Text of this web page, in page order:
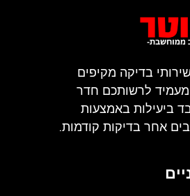
בדיקה מקיפים
מעמיד לרשותכם חדר
ביעילות באמצעות
אחר בדיקות קודמות.